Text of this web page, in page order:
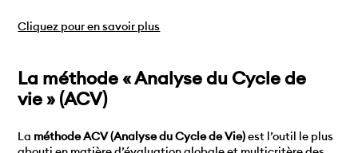
Cliquez pour en savoir plus
La méthode « Analyse du Cycle de
vie » (ACV)
La méthode ACV (Analyse du Cycle de Vie)est l’outil le plus